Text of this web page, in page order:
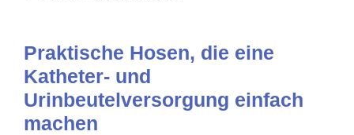
Praktische Hosen, die eine
Katheter- und
Urinbeutelversorgung einfach
machen